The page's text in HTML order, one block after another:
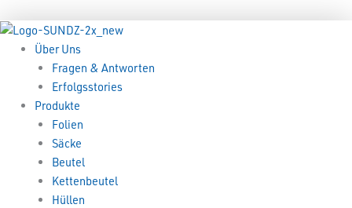
Inhalt
springenÜber Uns
Fragen & Antworten
Erfolgsstories
Produkte
Folien
Säcke
Beutel
Kettenbeutel
Hüllen